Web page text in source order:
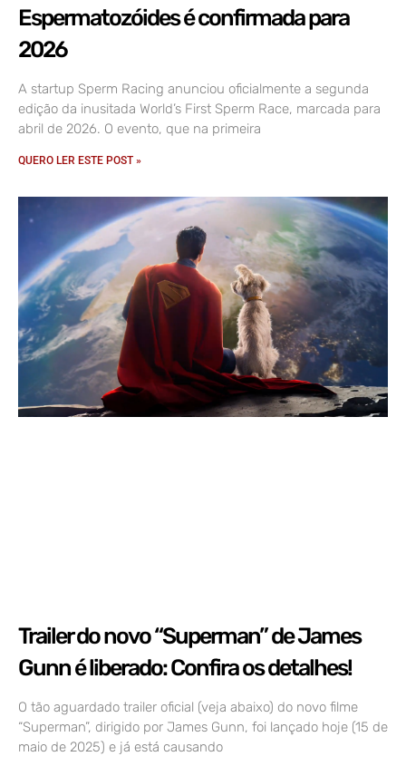
Espermatozóides é confirmada para
2026
A startup Sperm Racing anunciou oficialmente a segunda
edição da inusitada World’s First Sperm Race, marcada para
abril de 2026. O evento, que na primeira
QUERO LER ESTE POST »
Trailer do novo “Superman” de James
Gunn é liberado: Confira os detalhes!
O tão aguardado trailer oficial (veja abaixo) do novo filme
“Superman”, dirigido por James Gunn, foi lançado hoje (15 de
maio de 2025) e já está causando